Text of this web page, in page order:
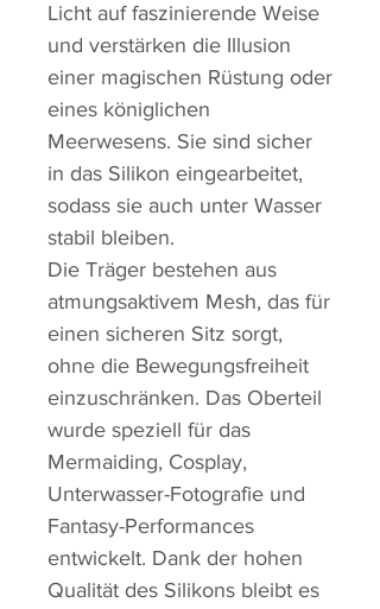
Licht auf faszinierende Weise
und verstärken die Illusion
einer magischen Rüstung oder
eines königlichen
Meerwesens. Sie sind sicher
in das Silikon eingearbeitet,
sodass sie auch unter Wasser
stabil bleiben.
Die Träger bestehen aus
atmungsaktivem Mesh, das für
einen sicheren Sitz sorgt,
ohne die Bewegungsfreiheit
einzuschränken. Das Oberteil
wurde speziell für das
Mermaiding, Cosplay,
Unterwasser-Fotografie und
Fantasy-Performances
entwickelt. Dank der hohen
Qualität des Silikons bleibt es